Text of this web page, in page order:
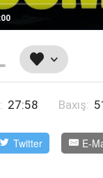
27:58 Baxış:
Twitter E-